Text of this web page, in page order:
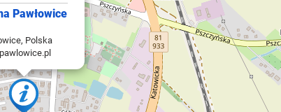
Pawłowice
Polska